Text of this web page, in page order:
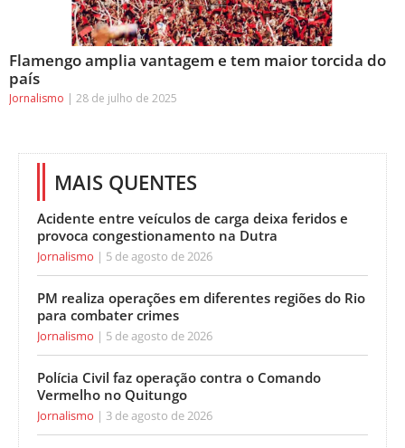
Flamengo amplia vantagem e tem maior torcida do
país
Jornalismo 28 de julho de 2025
MAIS QUENTES
Acidente entre veículos de carga deixa feridos e
provoca congestionamento na Dutra
Jornalismo 5 de agosto de 2026
PM realiza operações em diferentes regiões do Rio
para combater crimes
Jornalismo 5 de agosto de 2026
Polícia Civil faz operação contra o Comando
Vermelho no Quitungo
Jornalismo 3 de agosto de 2026